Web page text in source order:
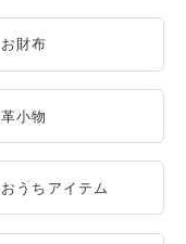
お財布
革小物
おうちアイテム